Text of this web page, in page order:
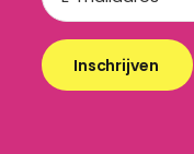
Inschrijven